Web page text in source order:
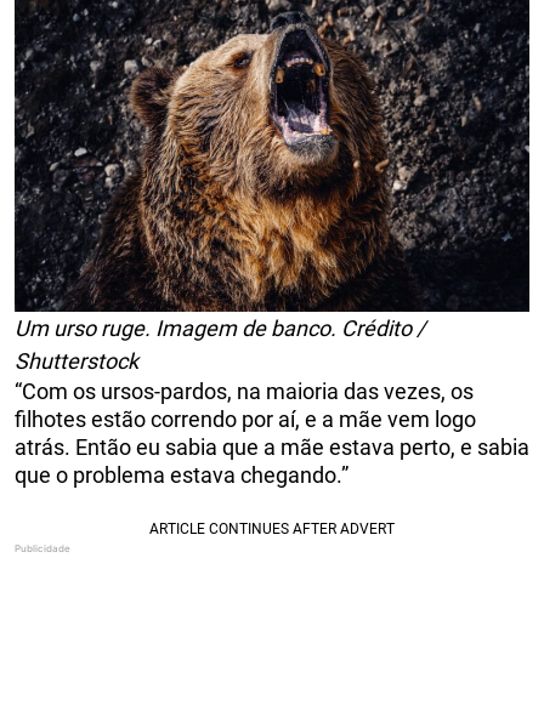
Um urso ruge. Imagem de banco. Crédito /
Shutterstock
“Com os ursos-pardos, na maioria das vezes, os
filhotes estão correndo por aí, e a mãe vem logo
atrás. Então eu sabia que a mãe estava perto, e sabia
que o problema estava chegando.”